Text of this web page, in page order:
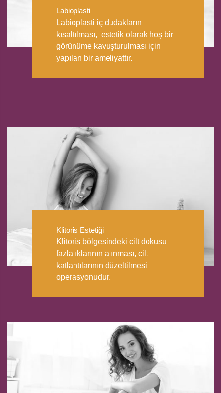
Labioplasti
Labioplasti iç dudakların
kısaltılması, estetik olarak hoş bir
görünüme kavuşturulması için
yapılan bir ameliyattır.
Klitoris Estetiği
Klitoris bölgesindeki cilt dokusu
fazlalıklarının alınması, cilt
katlantılarının düzeltilmesi
operasyonudur.